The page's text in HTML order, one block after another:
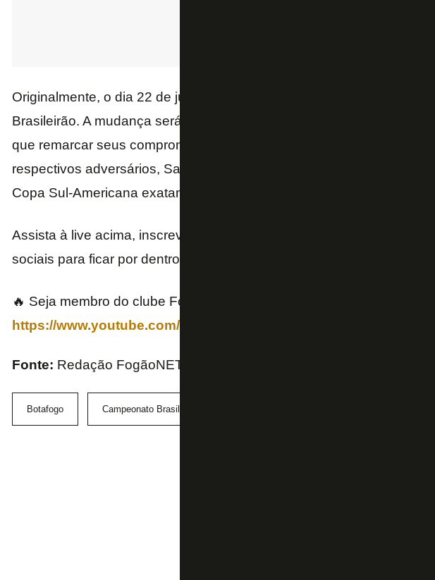
Originalmente, o dia 22 de julho estava reservado para os jogos da
Brasileirão. A mudança será possível porque tanto o Botafogo
que remarcar seus compromissos dessa rodada de qualquer forma,
respectivos adversários, Santos e Vasco, estarão focados na
Copa Sul-Americana exatamente nessa mesma data.
Assista à live acima, inscreva-se no nosso canal no YouTube e siga
sociais para ficar por dentro das últimas notícias do Botafogo! 📺🔥
🔥 Seja membro do clube FogãoNET+ e tenha acesso a benefícios
https://www.youtube.com/channel/UCAnO0MtqT3-
Fonte: Redação FogãoNET
Botafogo Campeonato Brasileiro